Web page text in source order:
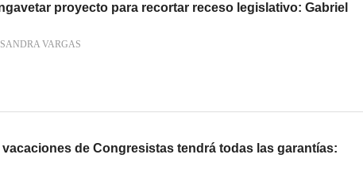
proyecto para recortar receso legislativo: Gabriel
SANDRA VARGAS
de Congresistas tendrá todas las garantías: